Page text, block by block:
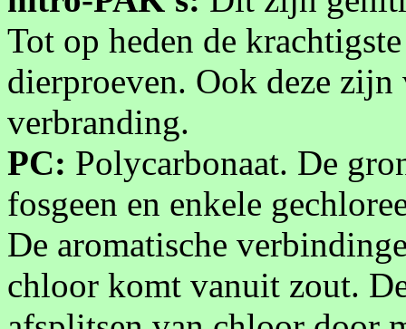
Tot op heden de
dierproeven. Ook deze
verbranding.
PC: Polycarbonaat. De
fosgeen en enkele
De aromatische
chloor komt vanuit zout.